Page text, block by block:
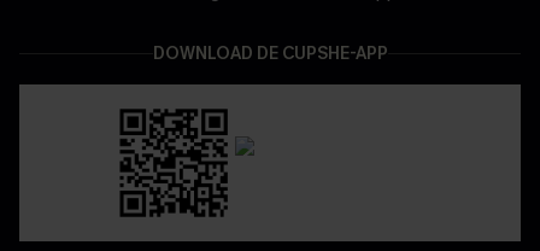
DOWNLOAD DE CUPSHE-APP